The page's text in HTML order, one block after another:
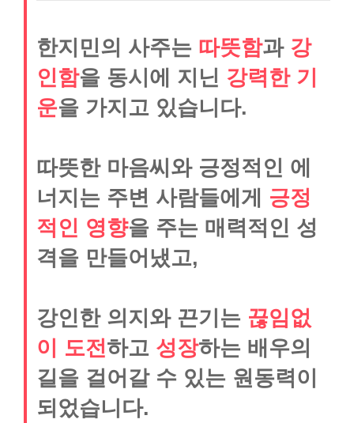
한지민의 사주는 따뜻함과 강
인함을 동시에 지닌 강력한 기
운을 가지고 있습니다.
따뜻한 마음씨와 긍정적인 에
너지는 주변 사람들에게 긍정
적인 영향을 주는 매력적인 성
격을 만들어냈고,
강인한 의지와 끈기는 끊임없
이 도전하고 성장하는 배우의
길을 걸어갈 수 있는 원동력이
되었습니다.